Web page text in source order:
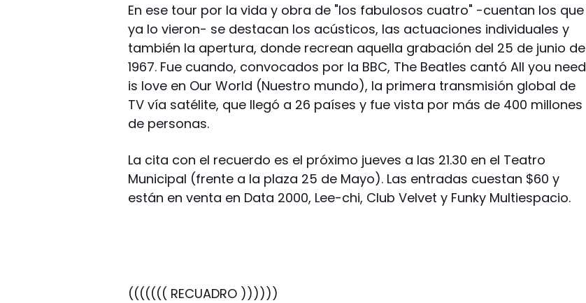
En ese tour por la vida y obra de "los fabulosos cuatro" -cuentan los que
ya lo vieron- se destacan los acústicos, las actuaciones individuales y
también la apertura, donde recrean aquella grabación del 25 de junio de
1967. Fue cuando, convocados por la BBC, The Beatles cantó All you need
is love en Our World (Nuestro mundo), la primera transmisión global de
TV vía satélite, que llegó a 26 países y fue vista por más de 400 millones
de personas.
La cita con el recuerdo es el próximo jueves a las 21.30 en el Teatro
Municipal (frente a la plaza 25 de Mayo). Las entradas cuestan $60 y
están en venta en Data 2000, Lee-chi, Club Velvet y Funky Multiespacio.
((((((( RECUADRO ))))))